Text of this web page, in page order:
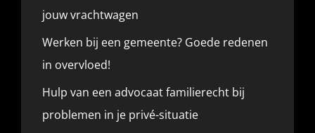
jouw vrachtwagen
Werken bij een gemeente? Goede redenen
in overvloed!
Hulp van een advocaat familierecht bij
problemen in je privé-situatie